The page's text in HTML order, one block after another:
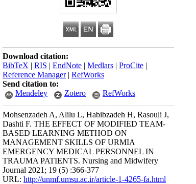
Download citation:
BibTeX | RIS | EndNote | Medlars | ProCite |
Reference Manager| RefWorks
Send citation to:
Mendeley
Zotero RefWorks
Mohsenzadeh A, Alilu L, Habibzadeh H, Rasouli J,
Dashti F. THE EFFECT OF MODIFIED TEAM-
BASED LEARNING METHOD ON
MANAGEMENT SKILLS OF URMIA
EMERGENCY MEDICAL PERSONNEL IN
TRAUMA PATIENTS. Nursing and Midwifery
Journal 2021; 19 (5) :366-377
URL: http://unmf.umsu.ac.ir/article-1-4265-fa.html